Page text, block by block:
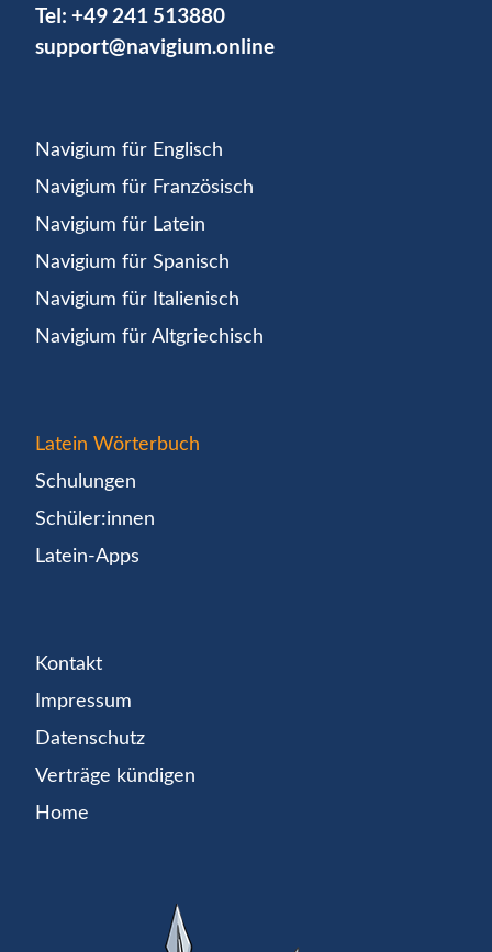
Tel: +49 241 513880
support@navigium.online
Navigium für Englisch
Navigium für Französisch
Navigium für Latein
Navigium für Spanisch
Navigium für Italienisch
Navigium für Altgriechisch
Latein Wörterbuch
Schulungen
Schüler:innen
Latein-Apps
Kontakt
Impressum
Datenschutz
Verträge kündigen
Home